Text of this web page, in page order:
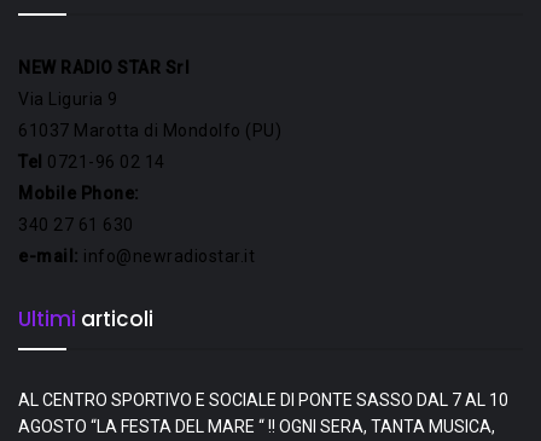
NEW RADIO STAR Srl
Via Liguria 9
61037 Marotta di Mondolfo (PU)
Tel 0721-96 02 14
Mobile Phone:
340 27 61 630
e-mail: info@newradiostar.it
Ultimi articoli
AL CENTRO SPORTIVO E SOCIALE DI PONTE SASSO DAL 7 AL 10
AGOSTO “LA FESTA DEL MARE “ !! OGNI SERA, TANTA MUSICA,